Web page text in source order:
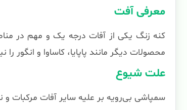
معرفی آفت
کنه زنگ یکی از آفات درجه یک و مهم در
محصولات دیگر مانند پاپایا، کاساوا و انگور را
علت شیوع
سمپاشی بی‌رویه بر علیه سایر آفات مرکبات